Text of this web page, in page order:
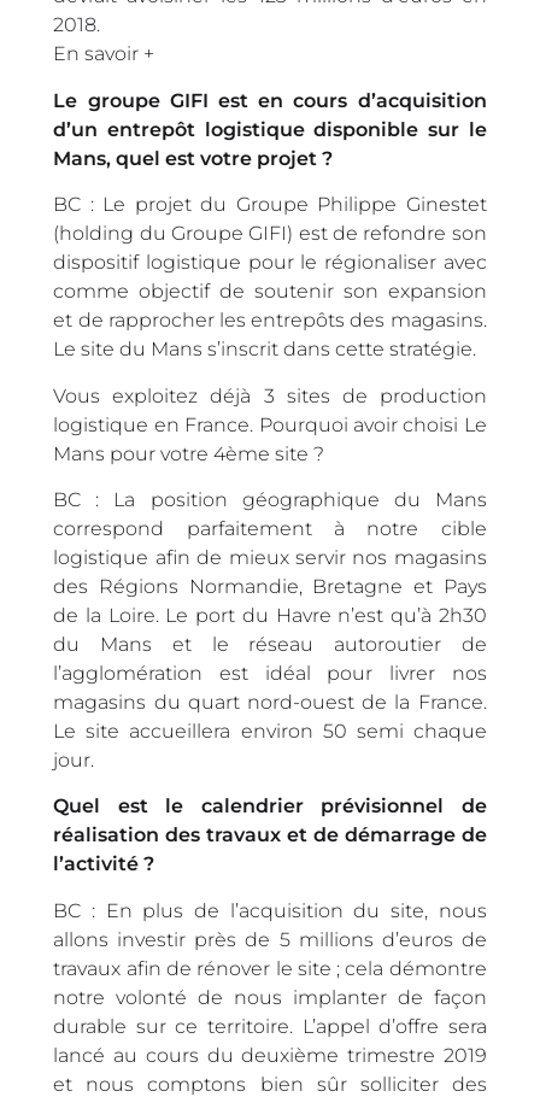
2018.
En savoir +
Le groupe GIFI est en cours d’acquisition
d’un entrepôt logistique disponible sur le
Mans, quel est votre projet ?
BC : Le projet du Groupe Philippe Ginestet
(holding du Groupe GIFI) est de refondre son
dispositif logistique pour le régionaliser avec
comme objectif de soutenir son expansion
et de rapprocher les entrepôts des magasins.
Le site du Mans s’inscrit dans cette stratégie.
Vous exploitez déjà 3 sites de production
logistique en France. Pourquoi avoir choisi Le
Mans pour votre 4ème site ?
BC : La position géographique du Mans
correspond parfaitement à notre cible
logistique afin de mieux servir nos magasins
des Régions Normandie, Bretagne et Pays
de la Loire. Le port du Havre n’est qu’à 2h30
du Mans et le réseau autoroutier de
l’agglomération est idéal pour livrer nos
magasins du quart nord-ouest de la France.
Le site accueillera environ 50 semi chaque
jour.
Quel est le calendrier prévisionnel de
réalisation des travaux et de démarrage de
l’activité ?
BC : En plus de l’acquisition du site, nous
allons investir près de 5 millions d’euros de
travaux afin de rénover le site ; cela démontre
notre volonté de nous implanter de façon
durable sur ce territoire. L’appel d’offre sera
lancé au cours du deuxième trimestre 2019
et nous comptons bien sûr solliciter des